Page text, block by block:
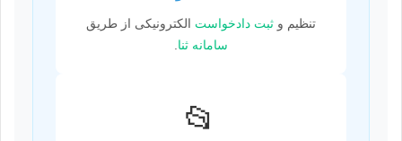
تنظیم و ثبت دادخواست الکترونیکی از طریق
سامانه ثنا
📂